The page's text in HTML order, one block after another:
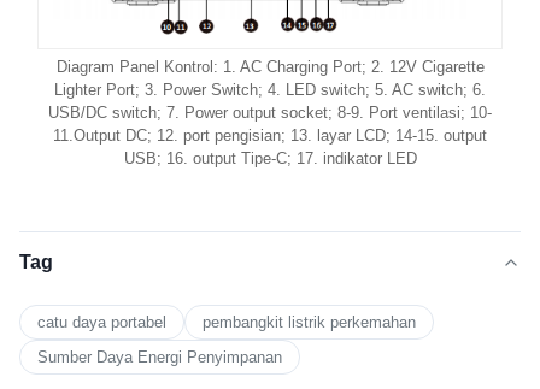
Diagram Panel Kontrol: 1. AC Charging Port; 2. 12V Cigarette
Lighter Port; 3. Power Switch; 4. LED switch; 5. AC switch; 6.
USB/DC switch; 7. Power output socket; 8-9. Port ventilasi; 10-
11.Output DC; 12. port pengisian; 13. layar LCD; 14-15. output
USB; 16. output Tipe-C; 17. indikator LED
Tag
catu daya portabel
pembangkit listrik perkemahan
Sumber Daya Energi Penyimpanan